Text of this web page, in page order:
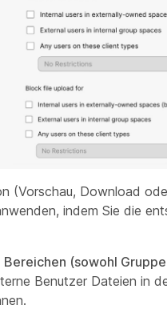
(Vorschau, Download
indem Sie die
(sowohl
Benutzer Dateien in